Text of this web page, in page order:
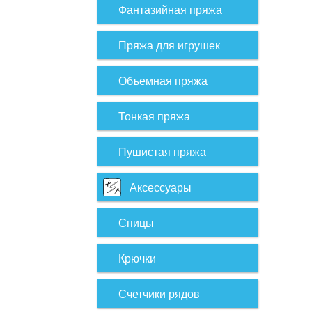
Фантазийная пряжа
Пряжа для игрушек
Объемная пряжа
Тонкая пряжа
Пушистая пряжа
Аксессуары
Спицы
Крючки
Счетчики рядов